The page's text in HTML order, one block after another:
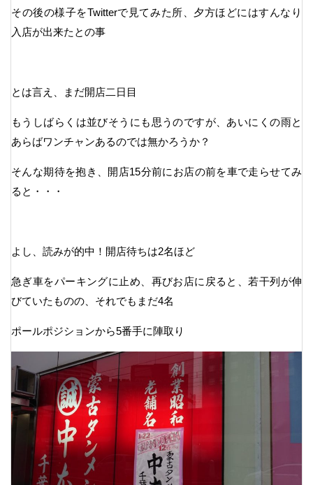
その後の様子をTwitterで見てみた所、夕方ほどにはすんなり
入店が出来たとの事
とは言え、まだ開店二日目
もうしばらくは並びそうにも思うのですが、あいにくの雨と
あらばワンチャンあるのでは無かろうか？
そんな期待を抱き、開店15分前にお店の前を車で走らせてみ
ると・・・
よし、読みが的中！開店待ちは2名ほど
急ぎ車をパーキングに止め、再びお店に戻ると、若干列が伸
びていたものの、それでもまだ4名
ポールポジションから5番手に陣取り